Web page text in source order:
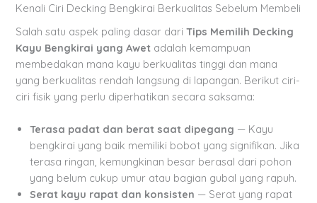
Kenali Ciri Decking Bengkirai Berkualitas Sebelum Membeli
Salah satu aspek paling dasar dariTips Memilih Decking
Kayu Bengkirai yang Awet adalah kemampuan
membedakan mana kayu berkualitas tinggi dan mana
yang berkualitas rendah langsung di lapangan. Berikut ciri-
ciri fisik yang perlu diperhatikan secara saksama:
Terasa padat dan berat saat dipegang — Kayu
bengkirai yang baik memiliki bobot yang signifikan. Jika
terasa ringan, kemungkinan besar berasal dari pohon
yang belum cukup umur atau bagian gubal yang rapuh.
Serat kayu rapat dan konsisten — Serat yang rapat